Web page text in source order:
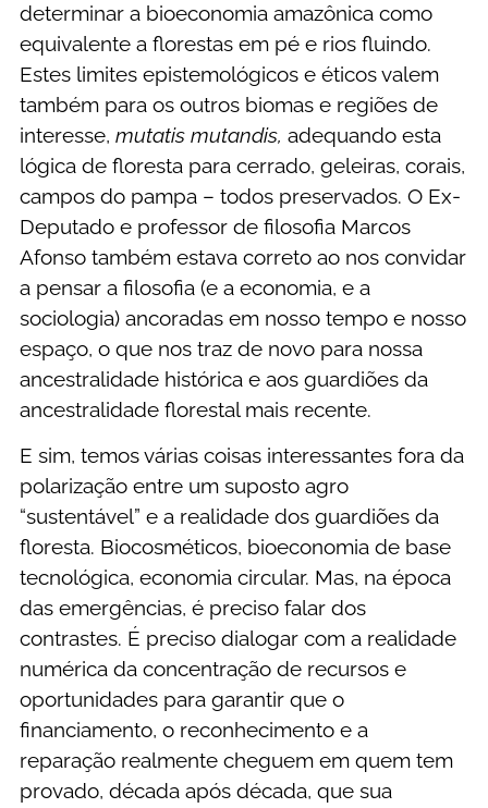
determinar a bioeconomia amazônica como
equivalente a florestas em pé e rios fluindo.
Estes limites epistemológicos e éticos valem
também para os outros biomas e regiões de
interesse, mutatis mutandis, adequando esta
lógica de floresta para cerrado, geleiras, corais,
campos do pampa – todos preservados. O Ex-
Deputado e professor de filosofia Marcos
Afonso também estava correto ao nos convidar
a pensar a filosofia (e a economia, e a
sociologia) ancoradas em nosso tempo e nosso
espaço, o que nos traz de novo para nossa
ancestralidade histórica e aos guardiões da
ancestralidade florestal mais recente.
E sim, temos várias coisas interessantes fora da
polarização entre um suposto agro
“sustentável” e a realidade dos guardiões da
floresta. Biocosméticos, bioeconomia de base
tecnológica, economia circular. Mas, na época
das emergências, é preciso falar dos
contrastes. É preciso dialogar com a realidade
numérica da concentração de recursos e
oportunidades para garantir que o
financiamento, o reconhecimento e a
reparação realmente cheguem em quem tem
provado, década após década, que sua